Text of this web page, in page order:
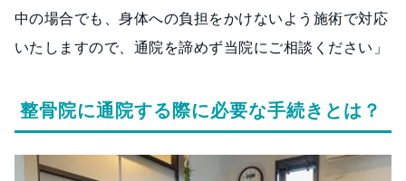
中の場合でも、身体への負担をかけないよう施術で対応
いたしますので、通院を諦めず当院にご相談ください」
整骨院に通院する際に必要な手続きとは？